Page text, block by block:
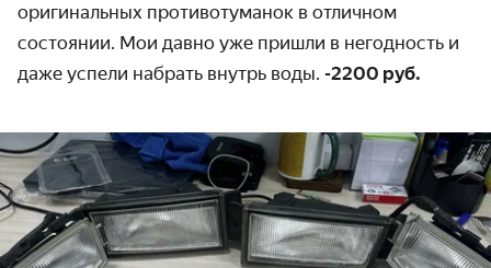
оригинальных противотуманок в отличном
состоянии. Мои давно уже пришли в негодность и
даже успели набрать внутрь воды. -2200 руб.